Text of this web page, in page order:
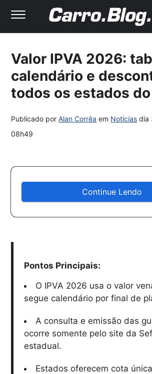
Valor IPVA 2026:
calendário e
todos os estados
Publicado porAlan Corrêa em Notícias dia
08h49
Continue Lendo
Pontos Principais:
O IPVA 2026 usa o valor
segue calendário por final de
A consulta e emissão das
ocorre somente pelo site da
estadual.
Estados oferecem cota